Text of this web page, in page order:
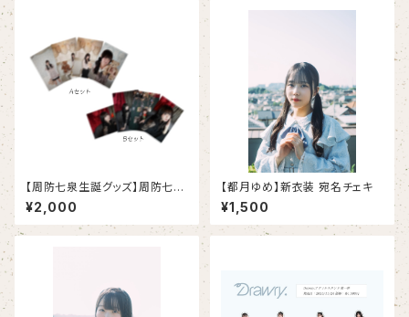
【周防七泉生誕グッズ】周防七泉
ブロマイド
¥2,000
【都月ゆめ】新衣装 宛名チェキ
¥1,500